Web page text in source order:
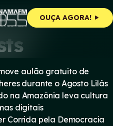
OUÇA AGORA!
Pesquisar
aulão gratuito de
durante o Agosto Lilás
na Amazônia leva cultura
digitais
Corrida pela Democracia